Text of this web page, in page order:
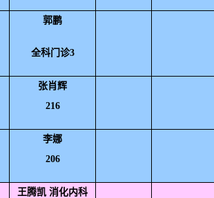
郭鹏
全科门诊3
张肖辉
216
李娜
206
王腾凯 消化内科